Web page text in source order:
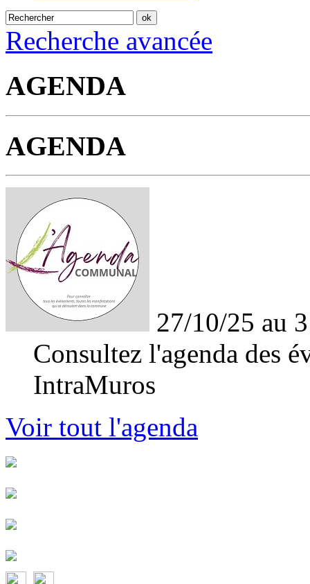
Recherche avancée
AGENDA
AGENDA
27/10/25 au
Consultez l'agenda des
IntraMuros
Voir tout l'agenda